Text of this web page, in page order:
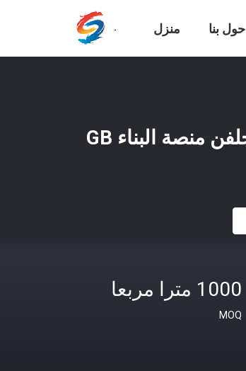
منزل حول بنا
1000 مترا مربعا
MOQ